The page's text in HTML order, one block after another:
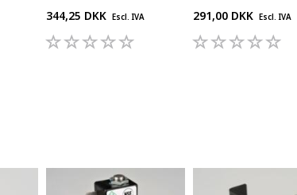
344,25 DKK
Escl. IVA
291,00 DKK
Escl. IVA